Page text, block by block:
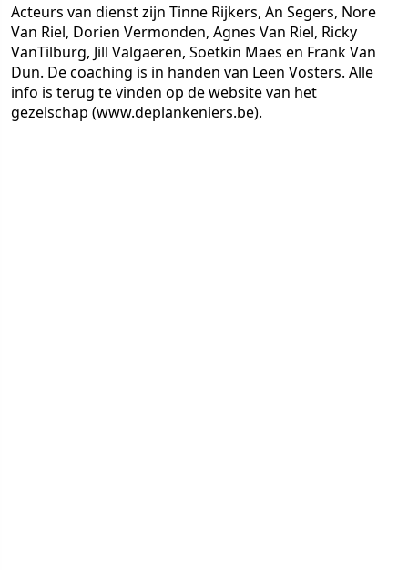
Acteurs van dienst zijn Tinne Rijkers, An Segers, Nore
Van Riel, Dorien Vermonden, Agnes Van Riel, Ricky
VanTilburg, Jill Valgaeren, Soetkin Maes en Frank Van
Dun. De coaching is in handen van Leen Vosters. Alle
info is terug te vinden op de website van het
gezelschap (www.deplankeniers.be).